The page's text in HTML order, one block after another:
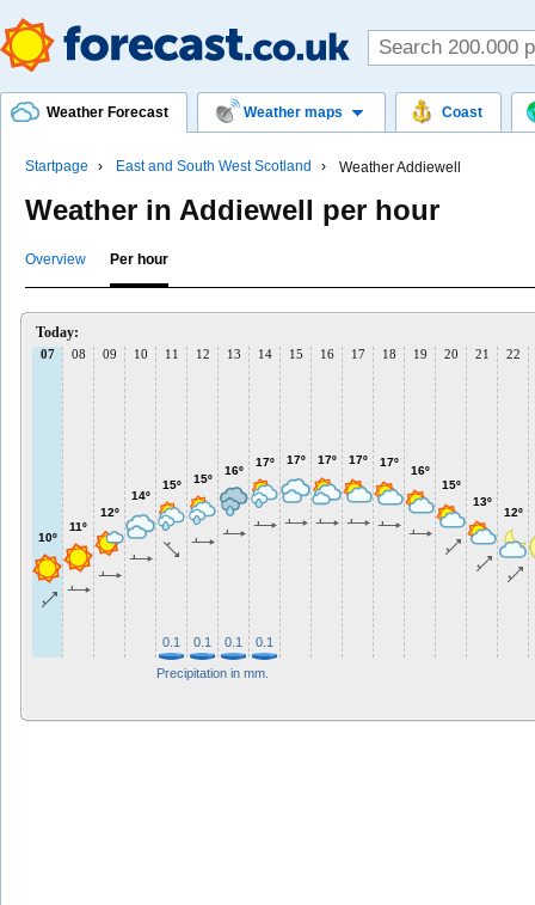
Weather Forecast Weather maps Coast
Startpage East and South West Scotland Weather Addiewell
Weather in Addiewell per hour
Overview Per hour
Today:
07
10º
08
11º
09
12º
10
14º
11
15º
Precipitation in mm.
0.1
12
15º
0.1
13
16º
0.1
14
17º
0.1
15
17º
16
17º
17
17º
18
17º
19
16º
20
15º
21
13º
22
12º